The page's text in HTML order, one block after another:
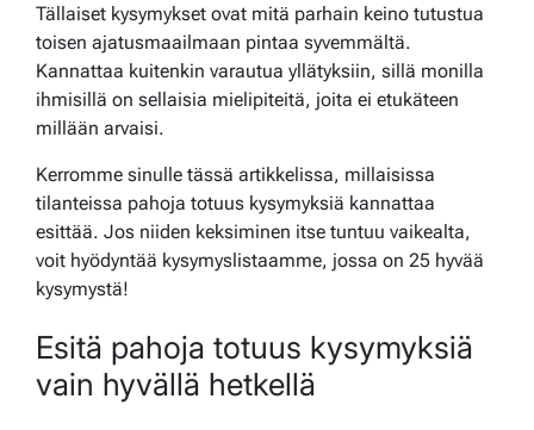
Tällaiset kysymykset ovat mitä parhain keino tutustua
toisen ajatusmaailmaan pintaa syvemmältä.
Kannattaa kuitenkin varautua yllätyksiin, sillä monilla
ihmisillä on sellaisia mielipiteitä, joita ei etukäteen
millään arvaisi.
Kerromme sinulle tässä artikkelissa, millaisissa
tilanteissa pahoja totuus kysymyksiä kannattaa
esittää. Jos niiden keksiminen itse tuntuu vaikealta,
voit hyödyntää kysymyslistaamme, jossa on 25 hyvää
kysymystä!
Esitä pahoja totuus kysymyksiä
vain hyvällä hetkellä